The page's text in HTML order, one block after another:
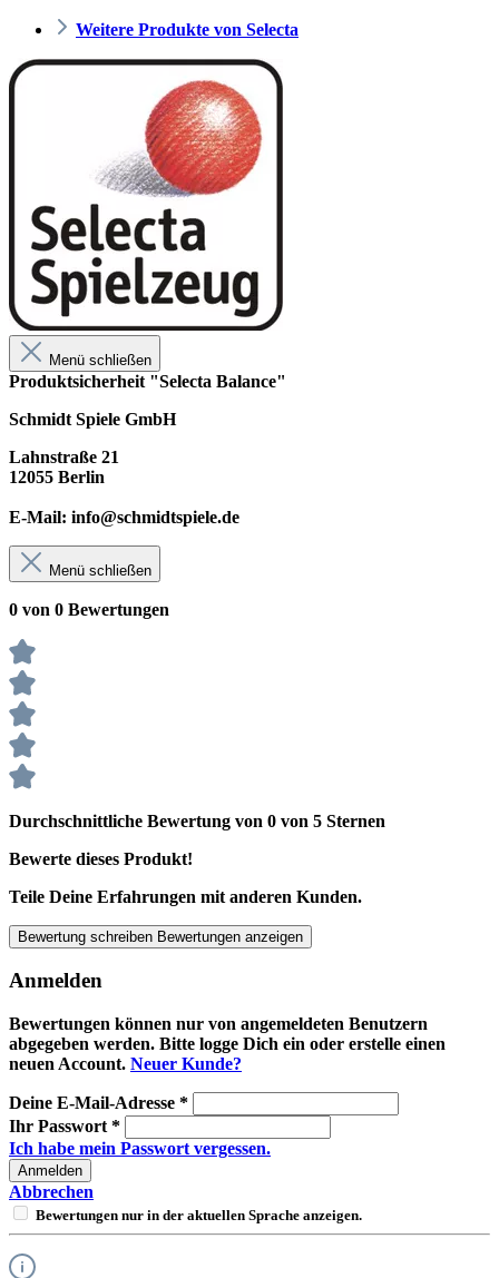
Weitere Produkte von Selecta
Menü schließen
Produktsicherheit "Selecta Balance"
Schmidt Spiele GmbH
Lahnstraße 21
12055 Berlin
E-Mail: info@schmidtspiele.de
Menü schließen
0 von 0 Bewertungen
Durchschnittliche Bewertung von 0 von 5 Sternen
Bewerte dieses Produkt!
Teile Deine Erfahrungen mit anderen Kunden.
Bewertung schreiben Bewertungen anzeigen
Anmelden
Bewertungen können nur von angemeldeten Benutzern
abgegeben werden. Bitte logge Dich ein oder erstelle einen
neuen Account. Neuer Kunde?
Deine E-Mail-Adresse *
Ihr Passwort *
Ich habe mein Passwort vergessen.
Anmelden
Abbrechen
Bewertungen nur in der aktuellen Sprache anzeigen.